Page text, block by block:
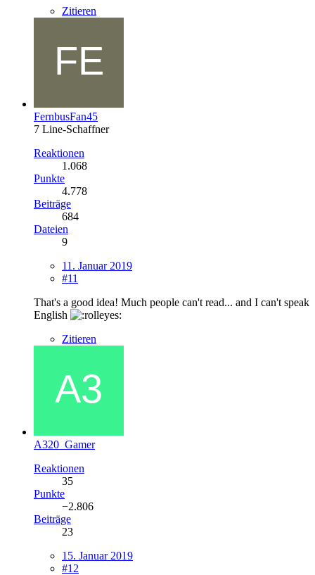
Zitieren
FernbusFan45
7 Line-Schaffner
Reaktionen
1.068
Punkte
4.778
Beiträge
684
Dateien
9
11. Januar 2019
#11
That's a good idea! Much people can't read... and I can't speak
English
Zitieren
A320_Gamer
Reaktionen
35
Punkte
−2.806
Beiträge
23
15. Januar 2019
#12